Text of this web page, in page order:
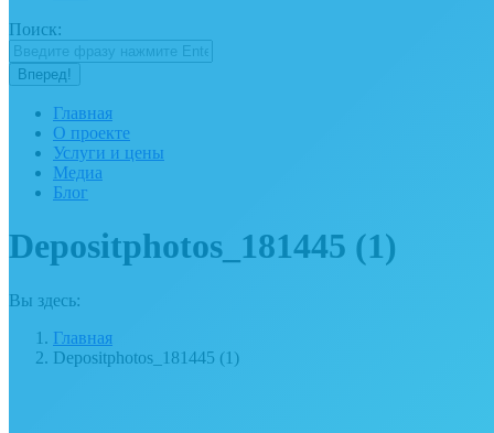
Поиск:
Главная
О проекте
Услуги и цены
Медиа
Блог
Depositphotos_181445 (1)
Вы здесь:
Главная
Depositphotos_181445 (1)